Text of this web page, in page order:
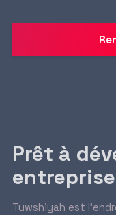
Prêt à
Tuwshiyah est